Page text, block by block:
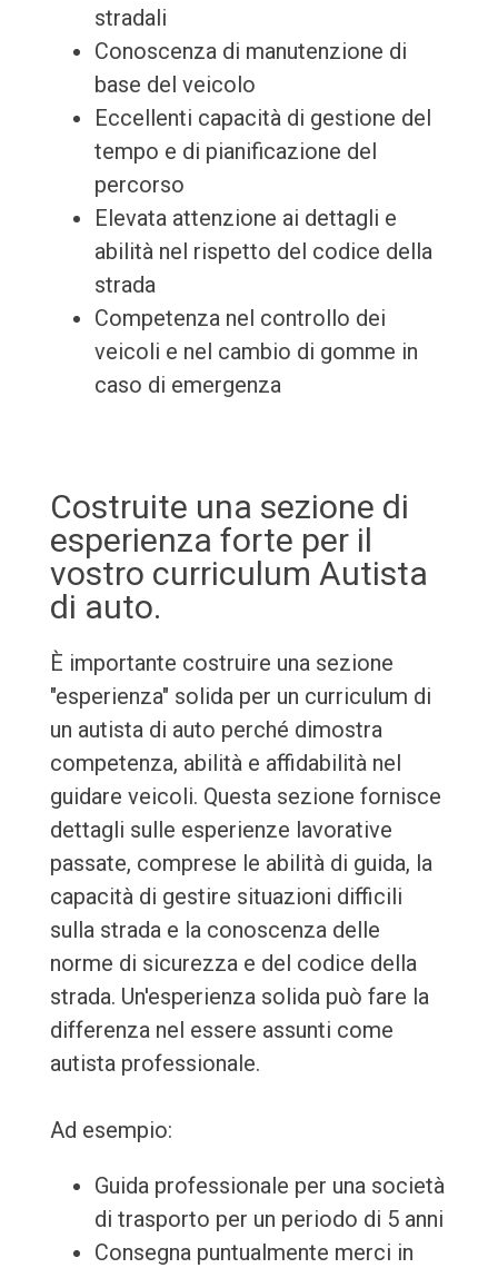
stradali
Conoscenza di manutenzione di
base del veicolo
Eccellenti capacità di gestione del
tempo e di pianificazione del
percorso
Elevata attenzione ai dettagli e
abilità nel rispetto del codice della
strada
Competenza nel controllo dei
veicoli e nel cambio di gomme in
caso di emergenza
Costruite una sezione di
esperienza forte per il
vostro curriculum Autista
di auto.
È importante costruire una sezione
"esperienza" solida per un curriculum di
un autista di auto perché dimostra
competenza, abilità e affidabilità nel
guidare veicoli. Questa sezione fornisce
dettagli sulle esperienze lavorative
passate, comprese le abilità di guida, la
capacità di gestire situazioni difficili
sulla strada e la conoscenza delle
norme di sicurezza e del codice della
strada. Un'esperienza solida può fare la
differenza nel essere assunti come
autista professionale.
Ad esempio:
Guida professionale per una società
di trasporto per un periodo di 5 anni
Consegna puntualmente merci in